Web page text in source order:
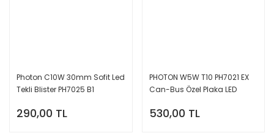
Photon C10W 30mm Sofit Led
Tekli Blister PH7025 B1
290,00 TL
PHOTON W5W T10 PH7021 EX
Can-Bus Özel Plaka LED
530,00 TL